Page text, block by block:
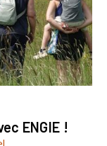
ENGIE !